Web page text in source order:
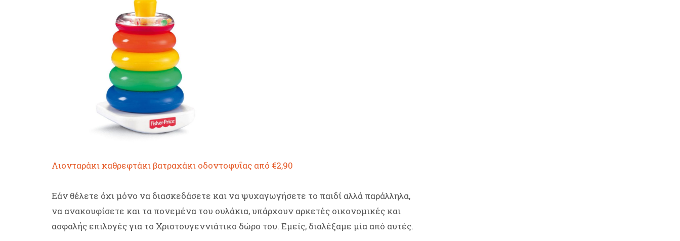
Λιονταράκι καθρεφτάκι βατραχάκι οδοντοφυΐας από €2,90
Εάν θέλετε όχι μόνο να διασκεδάσετε και να ψυχαγωγήσετε το παιδί αλλά παράλληλα,
να ανακουφίσετε και τα πονεμένα του ουλάκια, υπάρχουν αρκετές οικονομικές και
ασφαλής επιλογές για το Χριστουγεννιάτικο δώρο του. Εμείς, διαλέξαμε μία από αυτές.